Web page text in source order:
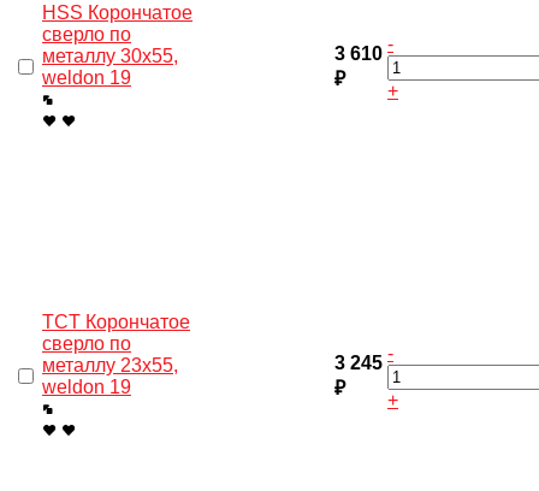
HSS Корончатое
сверло по
металлу 30x55,
weldon 19
3 610
₽
-
+
TCT Корончатое
сверло по
металлу 23x55,
weldon 19
3 245
₽
-
+